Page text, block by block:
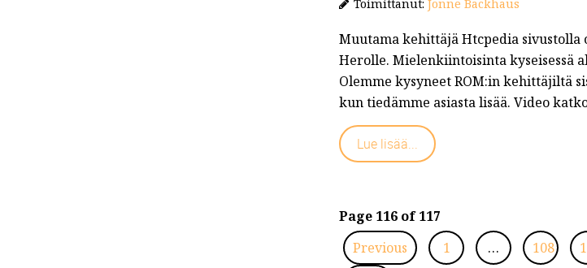
Toimittanut: Jonne Backhaus
Muutama kehittäjä Htcpedia sivustolla
Herolle. Mielenkiintoisinta kyseisessä
Olemme kysyneet ROM:in kehittäjiltä
kun tiedämme asiasta lisää. Video
Lue lisää...
Page 116 of 117
Previous
1 … 108